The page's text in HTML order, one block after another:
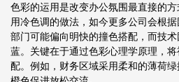
色彩的运用是改变办公氛围最直接的
用冷色调的做法，如今更多公司会根
部门可能偏向明快的撞色搭配，而技
蓝。关键在于通过色彩心理学原理，
配。例如，财务区域采用柔和的薄荷